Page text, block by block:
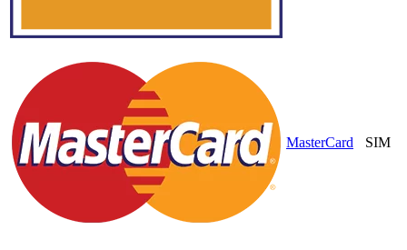
MasterCard SIM